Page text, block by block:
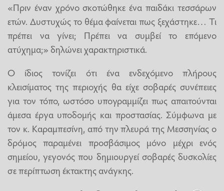
«Πριν έναν χρόνο σκοτώθηκε ένα παιδάκι τεσσάρων
ετών. Δυστυχώς το θέμα φαίνεται πως ξεχάστηκε… Τι
πρέπει να γίνει; Πρέπει να συμβεί το επόμενο
ατύχημα;» δηλώνει χαρακτηριστικά.
Ο ίδιος τονίζει ότι ένα ενδεχόμενο πλήρους
κλεισίματος της περιοχής θα είχε σοβαρές συνέπειες
για τον τόπο, ωστόσο υπογραμμίζει πως απαιτούνται
άμεσα έργα υποδομής και προστασίας. Σύμφωνα με
τον κ. Καραμπεσίνη, από την πλευρά της Μεσσηνίας ο
δρόμος παραμένει προσβάσιμος μόνο μέχρι ενός
σημείου, γεγονός που δημιουργεί σοβαρές δυσκολίες
σε περίπτωση έκτακτης ανάγκης.